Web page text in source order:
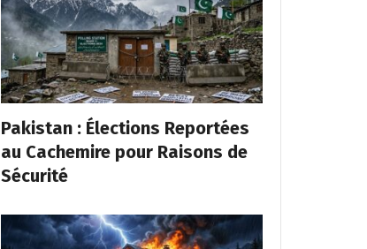
Pakistan : Élections Reportées
au Cachemire pour Raisons de
Sécurité